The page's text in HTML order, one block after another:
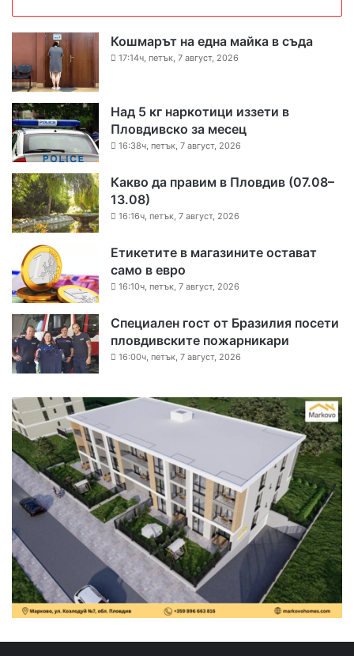
Кошмарът на една майка в съда
17:14ч, петък, 7 август, 2026
Над 5 кг наркотици иззети в
Пловдивско за месец
16:38ч, петък, 7 август, 2026
Какво да правим в Пловдив (07.08–
13.08)
16:16ч, петък, 7 август, 2026
Етикетите в магазините остават
само в евро
16:10ч, петък, 7 август, 2026
Специален гост от Бразилия посети
пловдивските пожарникари
16:00ч, петък, 7 август, 2026